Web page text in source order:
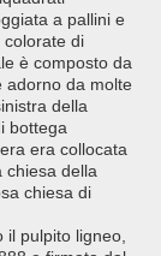
a pallini e
colorate di
è composto da
adorno da molte
della
bottega
era collocata
chiesa della
chiesa di
il pulpito ligneo,